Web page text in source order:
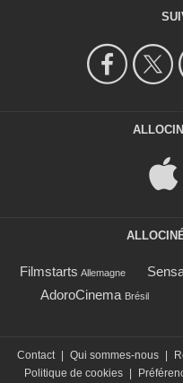
Filmstarts Allemagne
AdoroCinema Brésil
Contact | Qui sommes-nous |
Politique de cookies |